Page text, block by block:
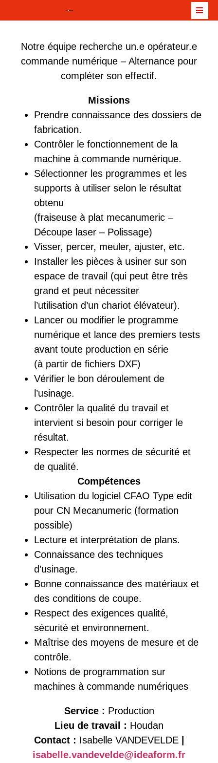
Notre équipe recherche un.e opérateur.e
commande numérique – Alternance pour
compléter son effectif.
Missions
Prendre connaissance des dossiers de
fabrication.
Contrôler le fonctionnement de la
machine à commande numérique.
Sélectionner les programmes et les
supports à utiliser selon le résultat
obtenu
(fraiseuse à plat mecanumeric –
Découpe laser – Polissage)
Visser, percer, meuler, ajuster, etc.
Installer les pièces à usiner sur son
espace de travail (qui peut être très
grand et peut nécessiter
l’utilisation d’un chariot élévateur).
Lancer ou modifier le programme
numérique et lance des premiers tests
avant toute production en série
(à partir de fichiers DXF)
Vérifier le bon déroulement de
l’usinage.
Contrôler la qualité du travail et
intervient si besoin pour corriger le
résultat.
Respecter les normes de sécurité et
de qualité.
Compétences
Utilisation du logiciel CFAO Type edit
pour CN Mecanumeric (formation
possible)
Lecture et interprétation de plans.
Connaissance des techniques
d’usinage.
Bonne connaissance des matériaux et
des conditions de coupe.
Respect des exigences qualité,
sécurité et environnement.
Maîtrise des moyens de mesure et de
contrôle.
Notions de programmation sur
machines à commande numériques
Service : Production
Lieu de travail : Houdan
Contact : Isabelle VANDEVELDE
isabelle.vandevelde@ideaform.fr